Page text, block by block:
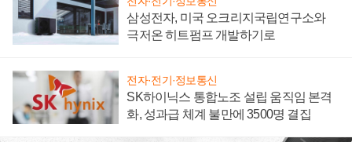
삼성전자, 미국 오크리지국립연구소와
극저온 히트펌프 개발하기로
전자·전기·정보통신
SK하이닉스 통합노조 설립 움직임 본격
화, 성과급 체계 불만에 3500명 결집